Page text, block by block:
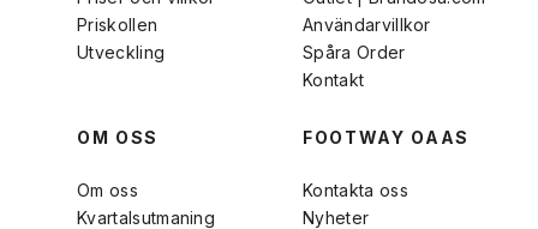
Priskollen
Utveckling
Användarvillkor
Spåra Order
Kontakt
OM OSS
Om oss
Kvartalsutmaning
FOOTWAY OAAS
Kontakta oss
Nyheter